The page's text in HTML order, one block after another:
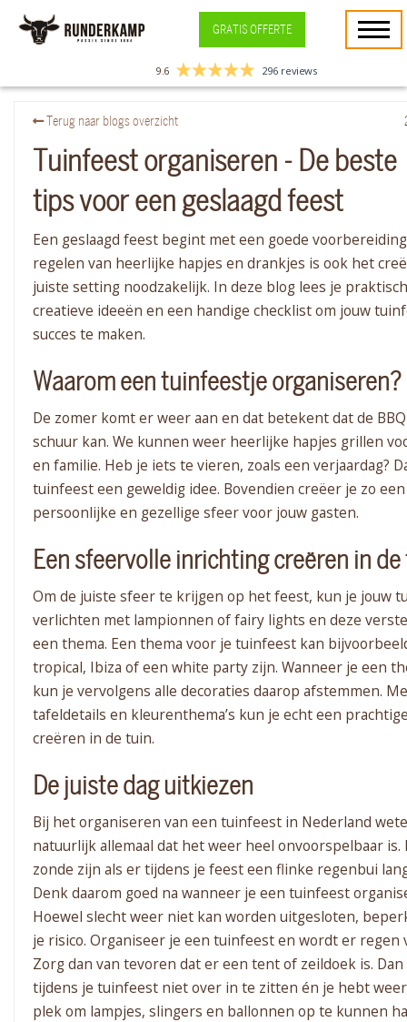
GRATIS OFFERTE
9.6 296 reviews
Terug naar blogs overzicht
Tuinfeest organiseren - De beste
tips voor een geslaagd feest
Een geslaagd feest begint met een goede
regelen van heerlijke hapjes en drankjes is ook het
juiste setting noodzakelijk. In deze blog lees je
creatieve ideeën en een handige checklist om jouw
succes te maken.
Waarom een tuinfeestje organiseren?
De zomer komt er weer aan en dat betekent dat de
schuur kan. We kunnen weer heerlijke hapjes grillen
en familie. Heb je iets te vieren, zoals een verjaardag?
tuinfeest een geweldig idee. Bovendien creëer je zo een
persoonlijke en gezellige sfeer voor jouw gasten.
Een sfeervolle inrichting creëren in
Om de juiste sfeer te krijgen op het feest, kun je jouw
verlichten met lampionnen of fairy lights en deze
een thema. Een thema voor je tuinfeest kan
tropical, Ibiza of een white party zijn. Wanneer je een
kun je vervolgens alle decoraties daarop afstemmen.
tafeldetails en kleurenthema’s kun je echt een
creëren in de tuin.
De juiste dag uitkiezen
Bij het organiseren van een tuinfeest in Nederland
natuurlijk allemaal dat het weer heel onvoorspelbaar is.
zonde zijn als er tijdens je feest een flinke regenbui
Denk daarom goed na wanneer je een tuinfeest
Hoewel slecht weer niet kan worden uitgesloten,
je risico. Organiseer je een tuinfeest en wordt er regen
Zorg dan van tevoren dat er een tent of zeildoek is.
tijdens je tuinfeest niet over in te zitten én je hebt
plek om lampjes, slingers en ballonnen op te kunnen